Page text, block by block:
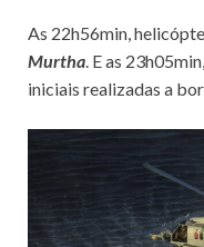
As 22h56min,
Murtha. E as
iniciais realizadas a